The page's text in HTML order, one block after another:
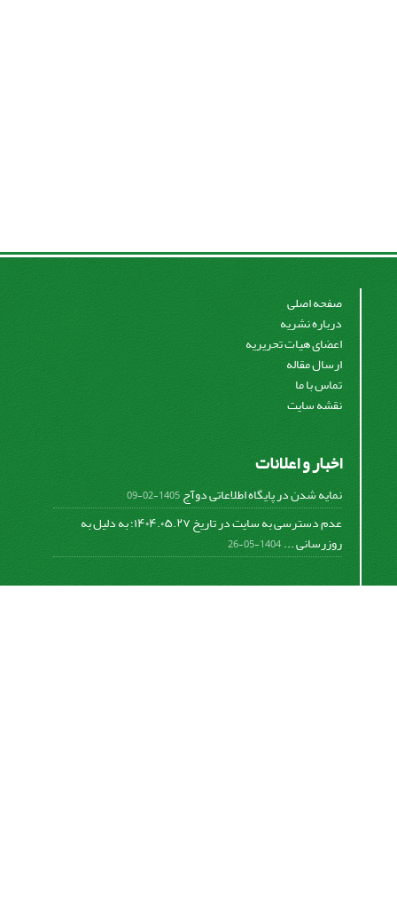
صفحه اصلی
درباره نشریه
اعضای هیات تحریریه
ارسال مقاله
تماس با ما
نقشه سایت
اخبار و اعلانات
نمایه شدن در پایگاه اطلاعاتی دوآج1405-02-09
عدم دسترسی به سایت در تاریخ ۱۴۰۴.۰۵.۲۷؛ به دلیل به
روزرسانی ...1404-05-26